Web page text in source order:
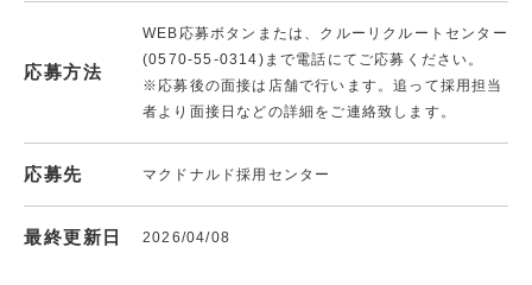
応募方法
WEB応募ボタンまたは、クルーリクルートセンター
(0570-55-0314)まで電話にてご応募ください。
※応募後の面接は店舗で行います。追って採用担当
者より面接日などの詳細をご連絡致します。
応募先 マクドナルド採用センター
最終更新日 2026/04/08